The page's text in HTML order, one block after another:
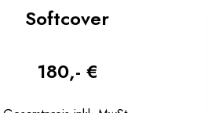
Softcover
180,- €